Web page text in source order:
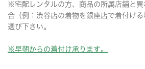
※宅配レンタルの方、商品の所属店舗と
合（例：渋谷店の着物を銀座店で着付け
選び下さい。
※早朝からの着付け承ります。